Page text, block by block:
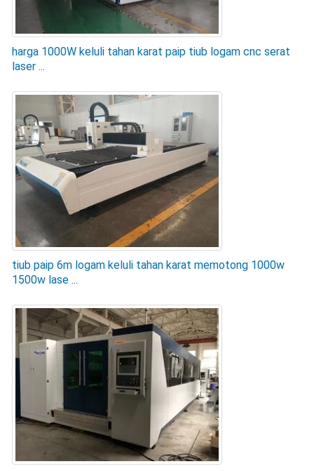
harga 1000W keluli tahan karat paip tiub logam cnc serat
laser ...
tiub paip 6m logam keluli tahan karat memotong 1000w
1500w lase ...